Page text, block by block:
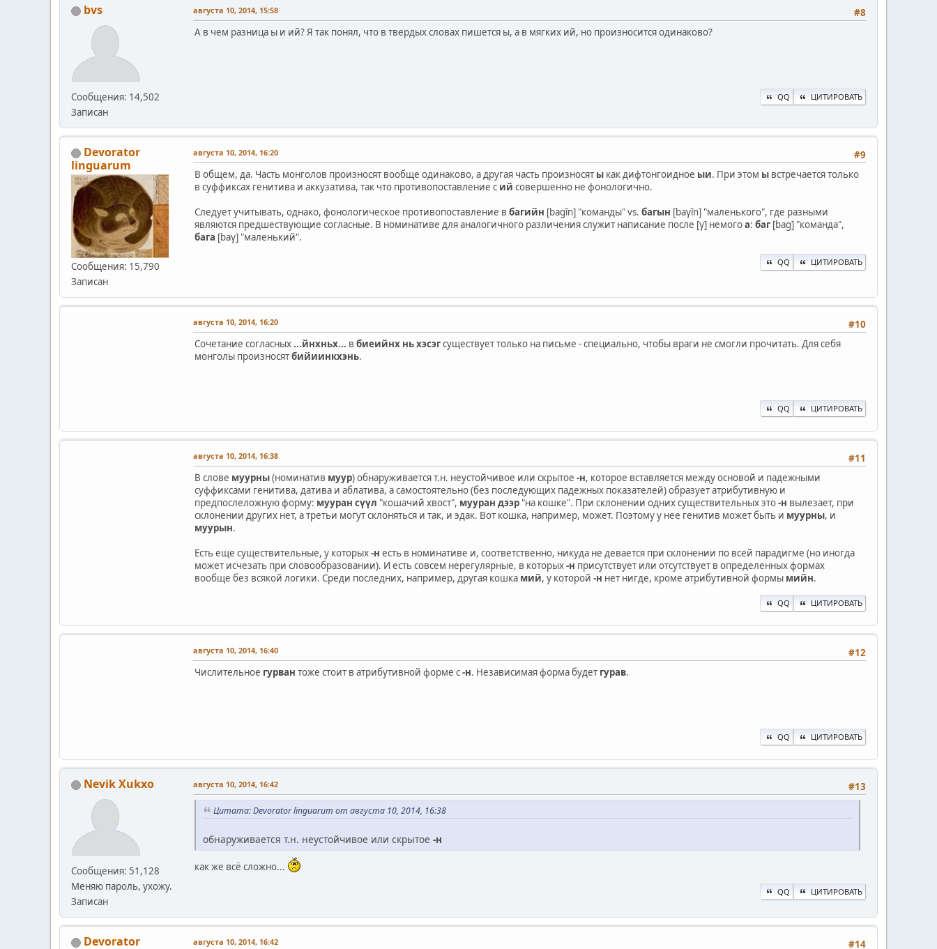
bvs
Сообщения: 14,502
Записан
#8
августа 10, 2014, 15:58
А в чем разница ы и ий? Я так понял, что в твердых словах пишется ы, а в мягких ий, но произносится одинаково?
QQ ЦИТИРОВАТЬ
Devorator
linguarum
Сообщения: 15,790
Записан
#9
августа 10, 2014, 16:20
В общем, да. Часть монголов произносят вообще одинаково, а другая часть произносят ы как дифтонгоидное ыи. При этом ы встречается только
в суффиксах генитива и аккузатива, так что противопоставление с ий совершенно не фонологично.
Следует учитывать, однако, фонологическое противопоставление в багийн [bagīn] "команды" vs. багын [baγīn] "маленького", где разными
являются предшествующие согласные. В номинативе для аналогичного различения служит написание после [γ] немогоа: баг [bag] "команда",
бага [baγ] "маленький".
QQ ЦИТИРОВАТЬ
#10
августа 10, 2014, 16:20
Сочетание согласных ...йнхньх... в биеийнх нь хэсэгсуществует только на письме - специально, чтобы враги не смогли прочитать. Для себя
монголы произносятбийиинкхэнь.
QQ ЦИТИРОВАТЬ
#11
августа 10, 2014, 16:38
В слове муурны(номинатив муур) обнаруживается т.н. неустойчивое или скрытое -н, которое вставляется между основой и падежными
суффиксами генитива, датива и аблатива, а самостоятельно (без последующих падежных показателей) образует атрибутивную и
предпослеложную форму: мууран сүүл "кошачий хвост", мууран дээр "на кошке". При склонении одних существительных это-н вылезает, при
склонении других нет, а третьи могут склоняться и так, и эдак. Вот кошка, например, может. Поэтому у нее генитив может быть и муурны, и
муурын.
Есть еще существительные, у которых-н есть в номинативе и, соответственно, никуда не девается при склонении по всей парадигме (но иногда
может исчезать при словообразовании). И есть совсем нерегулярные, в которых-н присутствует или отсутствует в определенных формах
вообще без всякой логики. Среди последних, например, другая кошка мий, у которой -н нет нигде, кроме атрибутивной формы мийн.
QQ ЦИТИРОВАТЬ
#12
августа 10, 2014, 16:40
Числительное гурван тоже стоит в атрибутивной форме с-н. Независимая форма будет гурав.
QQ ЦИТИРОВАТЬ
Nevik Xukxo
Сообщения: 51,128
Меняю пароль, ухожу.
Записан
#13
августа 10, 2014, 16:42
Цитата: Devorator linguarum от августа 10, 2014, 16:38
обнаруживается т.н. неустойчивое или скрытое -н
как же всё сложно...
QQ ЦИТИРОВАТЬ
Devorator
#14
августа 10, 2014, 16:42